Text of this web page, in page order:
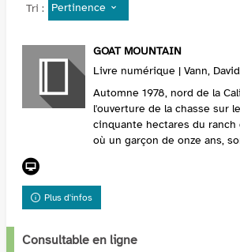
Tri : Pertinence
GOAT MOUNTAIN
Livre numérique | Vann,
Automne 1978, nord de la
l'ouverture de la chasse sur
cinquante hectares du ranch
où un garçon de onze ans,
Plus d'infos
Consultable en ligne